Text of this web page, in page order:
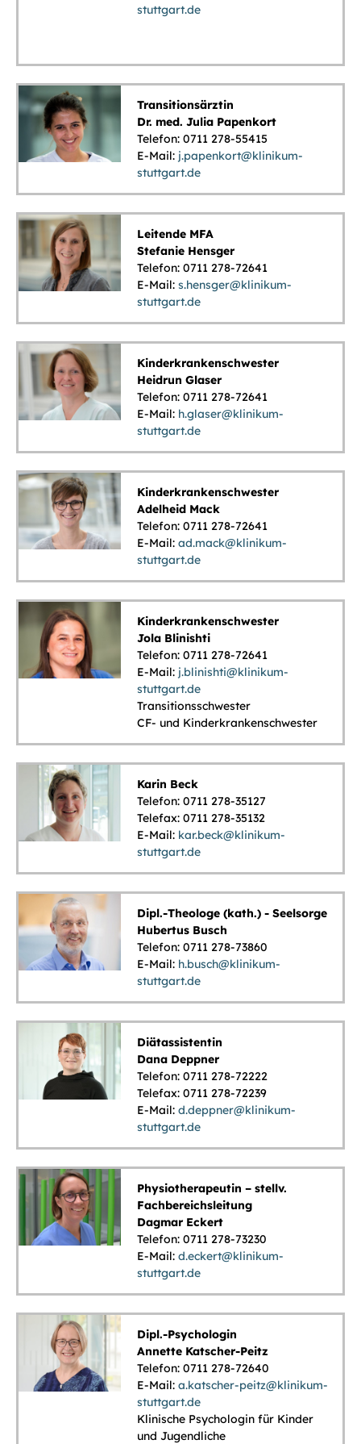
stuttgart.de
Transitionsärztin
Dr. med. Julia Papenkort
Telefon: 0711 278-55415
E-Mail: j.papenkort@klinikum-
stuttgart.de
Leitende MFA
Stefanie Hensger
Telefon: 0711 278-72641
E-Mail:s.hensger@klinikum-
stuttgart.de
Kinderkrankenschwester
Heidrun Glaser
Telefon: 0711 278-72641
E-Mail: h.glaser@klinikum-
stuttgart.de
Kinderkrankenschwester
Adelheid Mack
Telefon: 0711 278-72641
E-Mail:ad.mack@klinikum-
stuttgart.de
Kinderkrankenschwester
Jola Blinishti
Telefon: 0711 278-72641
E-Mail: j.blinishti@klinikum-
stuttgart.de
Transitionsschwester
CF- und Kinderkrankenschwester
Karin Beck
Telefon: 0711 278-35127
Telefax: 0711 278-35132
E-Mail: kar.beck@klinikum-
stuttgart.de
Dipl.-Theologe (kath.) - Seelsorge
Hubertus Busch
Telefon: 0711 278-73860
E-Mail: h.busch@klinikum-
stuttgart.de
Diätassistentin
Dana Deppner
Telefon: 0711 278-72222
Telefax: 0711 278-72239
E-Mail:d.deppner@klinikum-
stuttgart.de
Physiotherapeutin – stellv.
Fachbereichsleitung
Dagmar Eckert
Telefon: 0711 278-73230
E-Mail:d.eckert@klinikum-
stuttgart.de
Dipl.-Psychologin
Annette Katscher-Peitz
Telefon: 0711 278-72640
E-Mail:a.katscher-peitz@klinikum-
stuttgart.de
Klinische Psychologin für Kinder
und Jugendliche